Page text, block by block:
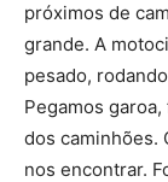
próximos de
grande. A
pesado,
Pegamos
dos caminhões.
nos encontrar.